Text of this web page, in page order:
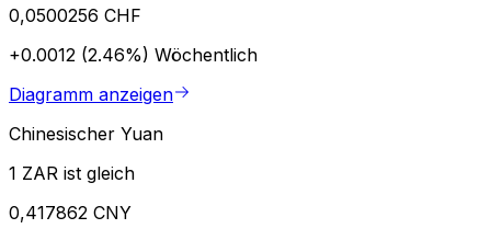
0,0500256 CHF
+0.0012 (2.46%) Wöchentlich
Diagramm anzeigen
Chinesischer Yuan
1 ZAR ist gleich
0,417862 CNY